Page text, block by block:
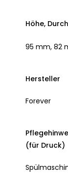
Höhe,
95 mm, 82
Hersteller
Forever
(für Druck)